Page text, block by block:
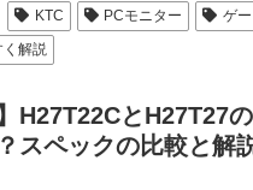
KTC PCモニター
ゲ
解説
H27T22CとH27T27
スペックの比較と解